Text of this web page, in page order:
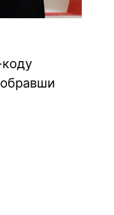
коду